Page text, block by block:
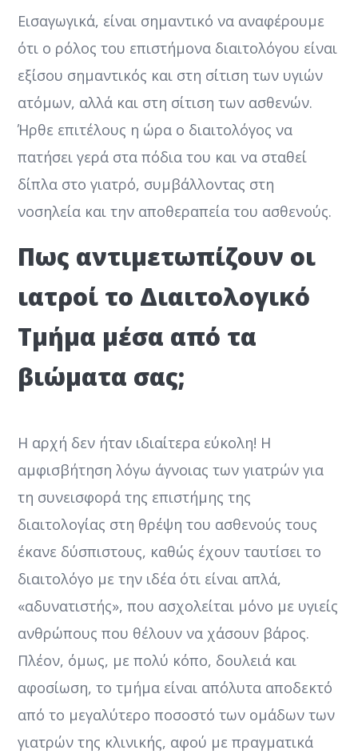
Εισαγωγικά, είναι σημαντικό να αναφέρουμε
ότι ο ρόλος του επιστήμονα διαιτολόγου είναι
εξίσου σημαντικός και στη σίτιση των υγιών
ατόμων, αλλά και στη σίτιση των ασθενών.
Ήρθε επιτέλους η ώρα ο διαιτολόγος να
πατήσει γερά στα πόδια του και να σταθεί
δίπλα στο γιατρό, συμβάλλοντας στη
νοσηλεία και την αποθεραπεία του ασθενούς.
Πως αντιμετωπίζουν οι
ιατροί το Διαιτολογικό
Τμήμα μέσα από τα
βιώματα σας;
Η αρχή δεν ήταν ιδιαίτερα εύκολη! Η
αμφισβήτηση λόγω άγνοιας των γιατρών για
τη συνεισφορά της επιστήμης της
διαιτολογίας στη θρέψη του ασθενούς τους
έκανε δύσπιστους, καθώς έχουν ταυτίσει το
διαιτολόγο με την ιδέα ότι είναι απλά,
«αδυνατιστής», που ασχολείται μόνο με υγιείς
ανθρώπους που θέλουν να χάσουν βάρος.
Πλέον, όμως, με πολύ κόπο, δουλειά και
αφοσίωση, το τμήμα είναι απόλυτα αποδεκτό
από το μεγαλύτερο ποσοστό των ομάδων των
γιατρών της κλινικής, αφού με πραγματικά